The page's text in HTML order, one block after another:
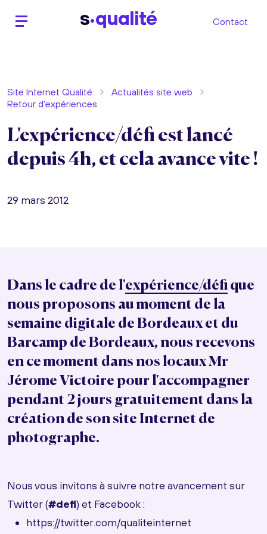
s qualité Contact
Site Internet Qualité
Actualités site web
Retour d'expériences
L'expérience/défi est lancé
depuis 4h, et cela avance vite !
29 mars 2012
Dans le cadre de l'expérience/défi que
nous proposons au moment de la
semaine digitale de Bordeaux et du
Barcamp de Bordeaux, nous recevons
en ce moment dans nos locauxMr
Jérome Victoire pour l'accompagner
pendant 2 jours gratuitement dans la
création de son site Internet de
photographe.
Nous vous invitons à suivre notre avancement sur
Twitter (#defi) et Facebook :
https://twitter.com/qualiteinternet